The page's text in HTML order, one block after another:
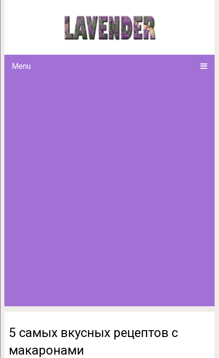
Menu
5 самых вкусных
5 самых вкусных рецептов с
макаронами